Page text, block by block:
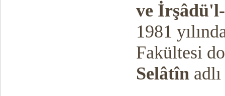
ve
1981
Fakültesi
Selâtîn